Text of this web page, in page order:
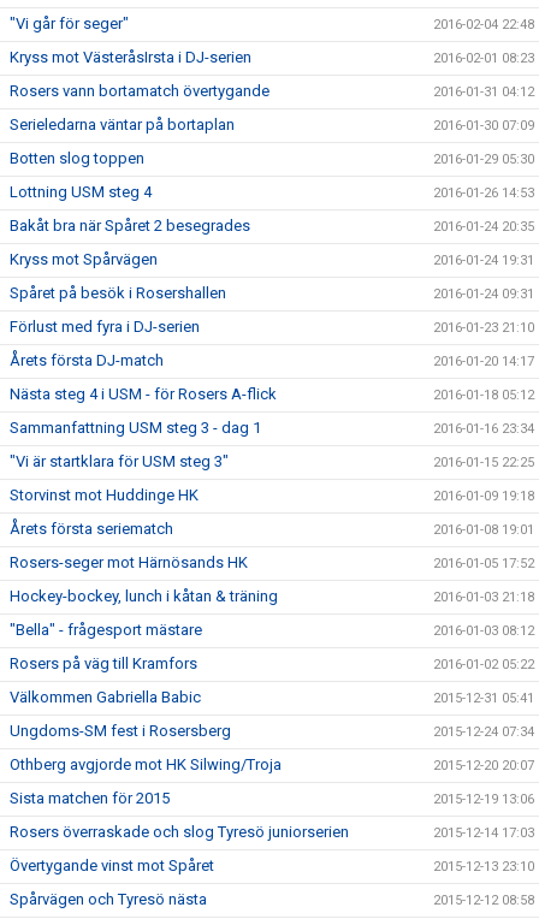
"Vi går för seger" 2016-02-04 22:48
Kryss mot VästeråsIrsta i DJ-serien 2016-02-01 08:23
Rosers vann bortamatch övertygande 2016-01-31 04:12
Serieledarna väntar på bortaplan 2016-01-30 07:09
Botten slog toppen 2016-01-29 05:30
Lottning USM steg 4 2016-01-26 14:53
Bakåt bra när Spåret 2 besegrades 2016-01-24 20:35
Kryss mot Spårvägen 2016-01-24 19:31
Spåret på besök i Rosershallen 2016-01-24 09:31
Förlust med fyra i DJ-serien 2016-01-23 21:10
Årets första DJ-match 2016-01-20 14:17
Nästa steg 4 i USM - för Rosers A-flick 2016-01-18 05:12
Sammanfattning USM steg 3 - dag 1 2016-01-16 23:34
"Vi är startklara för USM steg 3" 2016-01-15 22:25
Storvinst mot Huddinge HK 2016-01-09 19:18
Årets första seriematch 2016-01-08 19:01
Rosers-seger mot Härnösands HK 2016-01-05 17:52
Hockey-bockey, lunch i kåtan & träning 2016-01-03 21:18
"Bella" - frågesport mästare 2016-01-03 08:12
Rosers på väg till Kramfors 2016-01-02 05:22
Välkommen Gabriella Babic 2015-12-31 05:41
Ungdoms-SM fest i Rosersberg 2015-12-24 07:34
Othberg avgjorde mot HK Silwing/Troja 2015-12-20 20:07
Sista matchen för 2015 2015-12-19 13:06
Rosers överraskade och slog Tyresö juniorserien 2015-12-14 17:03
Övertygande vinst mot Spåret 2015-12-13 23:10
Spårvägen och Tyresö nästa 2015-12-12 08:58